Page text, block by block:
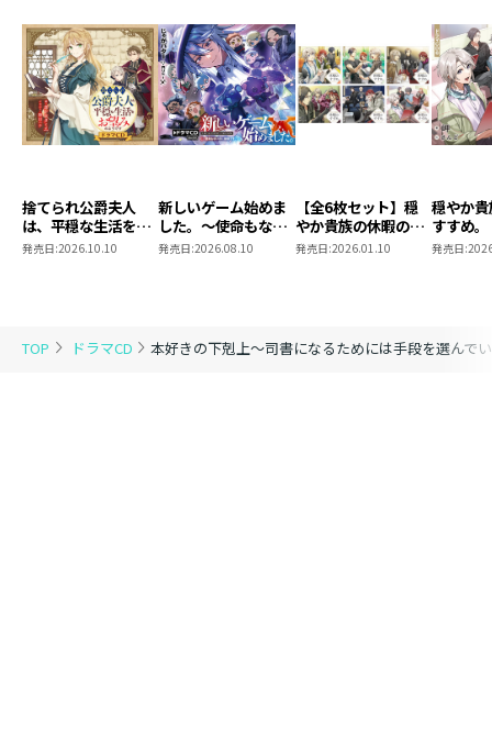
TOP ドラマCD 本好きの下剋上～司書になるためには手段を選んで
シキコーザ／ラザファム：石谷春貴
品番 ： TOBC0058-0059
仕様 ： ドラマCD2枚＋ドラマCD用SS「マ
インの帰宅」
捨てられ公爵夫人
は、平穏な生活をお
望みのようですドラ
発売日:2026.10.10
新しいゲーム始めま
した。～使命もない
のに最強です？～ド
発売日:2026.08.10
【全6枚セット】穏
やか貴族の休暇のす
すめ。ドラマCD
発売日:2026.01.10
穏やか
すすめ
発売日: